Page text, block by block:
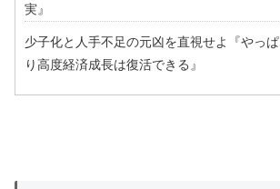
実』
少子化と人手不足の元凶を直視せよ『やっぱ
り高度経済成長は復活できる』